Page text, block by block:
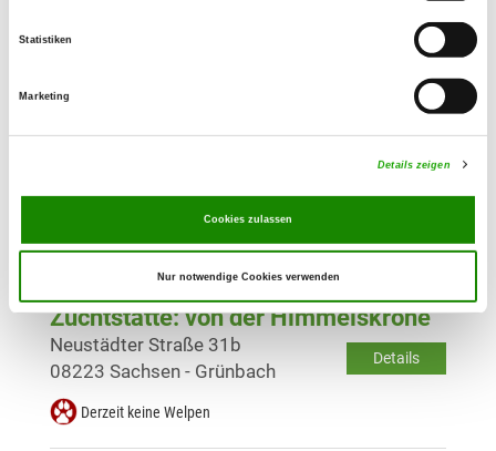
Statistiken
Marketing
Details zeigen
Cookies zulassen
Nur notwendige Cookies verwenden
Details
08324 Bockau
Details
Derzeit keine Welpen
Zuchtstätte: von der Himmelskrone
Details
Neustädter Straße 31b
08223 Sachsen - Grünbach
Derzeit keine Welpen